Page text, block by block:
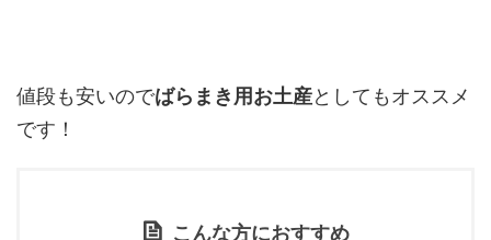
値段も安いのでばらまき用お土産としてもオススメ
です！
こんな方におすすめ